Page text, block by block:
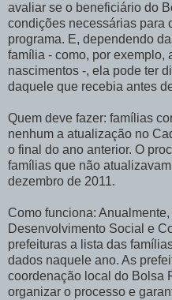
avaliar se o beneficiário do
condições necessárias para
programa. E, dependendo
família - como, por exemplo,
nascimentos -, ela pode ter
daquele que recebia antes
Quem deve fazer: famílias
nenhum a atualização no
o final do ano anterior. O
famílias que não
dezembro de 2011.
Como funciona:
Desenvolvimento Social e
prefeituras a lista das
dados naquele ano. As
coordenação local do Bolsa
organizar o processo e